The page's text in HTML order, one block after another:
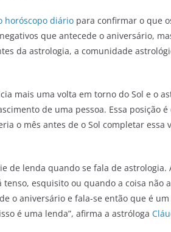
horóscopo diário para confirmar o que
que antecede o aniversário,
da astrologia, a comunidade
mais uma volta em torno do Sol e o
de uma pessoa. Essa posição
o mês antes de o Sol completar essa
de lenda quando se fala de astrologia.
esquisito ou quando a coisa não
o aniversário e fala-se então que é
é uma lenda”, afirma a astróloga